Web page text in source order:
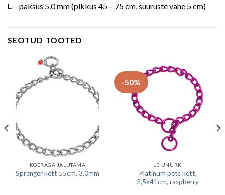
L – paksus 5.0 mm (pikkus 45 – 75 cm, suuruste vahe 5 cm)
SEOTUD TOOTED
KOERAGA JALUTAMA
Sprenger kett 55cm, 3,0mm
-50%
LEIUNURK
Platinum pets kett,
2,5x41cm, raspberry